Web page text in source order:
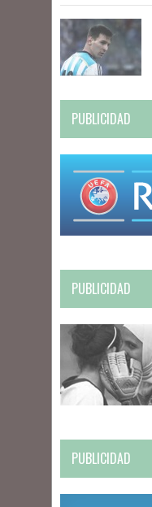
PUBLICIDAD
PUBLICIDAD
PUBLICIDAD